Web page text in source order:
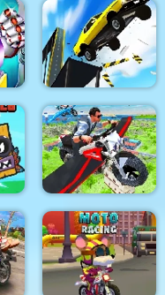
Flying Motorbike
Driving Simulator
Autocross Madness
Flying Motorbike Real
Simulator